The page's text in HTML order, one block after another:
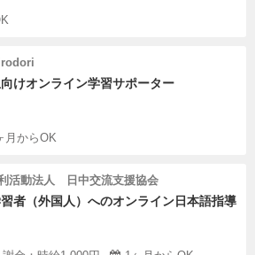
けオンライン学習サポーター
月からOK
活動法人 日中交流支援協会
者（外国人）へのオンライン日本語指導